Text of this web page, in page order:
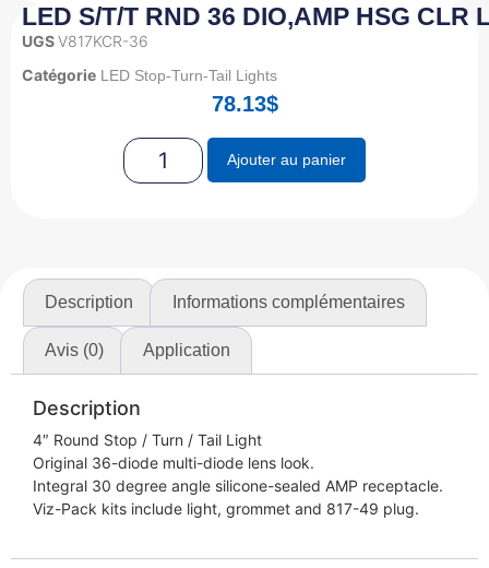
LED S/T/T RND 36 DIO,AMP HSG CLR
UGSV817KCR-36
Catégorie LED Stop-Turn-Tail Lights
78.13$
Ajouter au panier
Description Informations complémentaires
Avis (0) Application
Description
4″ Round Stop / Turn / Tail Light
Original 36-diode multi-diode lens look.
Integral 30 degree angle silicone-sealed AMP receptacle.
Viz-Pack kits include light, grommet and 817-49 plug.